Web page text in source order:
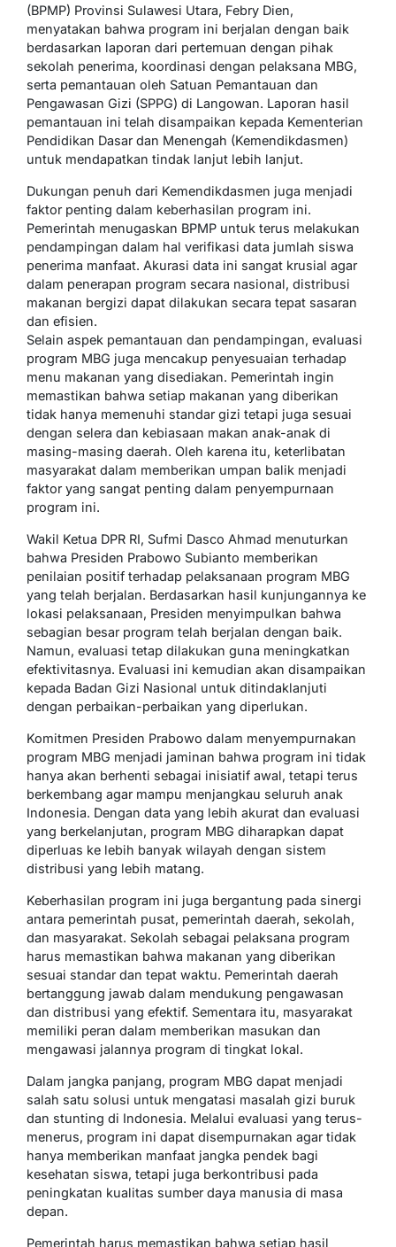
(BPMP) Provinsi Sulawesi Utara, Febry Dien,
menyatakan bahwa program ini berjalan dengan baik
berdasarkan laporan dari pertemuan dengan pihak
sekolah penerima, koordinasi dengan pelaksana MBG,
serta pemantauan oleh Satuan Pemantauan dan
Pengawasan Gizi (SPPG) di Langowan. Laporan hasil
pemantauan ini telah disampaikan kepada Kementerian
Pendidikan Dasar dan Menengah (Kemendikdasmen)
untuk mendapatkan tindak lanjut lebih lanjut.
Dukungan penuh dari Kemendikdasmen juga menjadi
faktor penting dalam keberhasilan program ini.
Pemerintah menugaskan BPMP untuk terus melakukan
pendampingan dalam hal verifikasi data jumlah siswa
penerima manfaat. Akurasi data ini sangat krusial agar
dalam penerapan program secara nasional, distribusi
makanan bergizi dapat dilakukan secara tepat sasaran
dan efisien.
Selain aspek pemantauan dan pendampingan, evaluasi
program MBG juga mencakup penyesuaian terhadap
menu makanan yang disediakan. Pemerintah ingin
memastikan bahwa setiap makanan yang diberikan
tidak hanya memenuhi standar gizi tetapi juga sesuai
dengan selera dan kebiasaan makan anak-anak di
masing-masing daerah. Oleh karena itu, keterlibatan
masyarakat dalam memberikan umpan balik menjadi
faktor yang sangat penting dalam penyempurnaan
program ini.
Wakil Ketua DPR RI, Sufmi Dasco Ahmad menuturkan
bahwa Presiden Prabowo Subianto memberikan
penilaian positif terhadap pelaksanaan program MBG
yang telah berjalan. Berdasarkan hasil kunjungannya ke
lokasi pelaksanaan, Presiden menyimpulkan bahwa
sebagian besar program telah berjalan dengan baik.
Namun, evaluasi tetap dilakukan guna meningkatkan
efektivitasnya. Evaluasi ini kemudian akan disampaikan
kepada Badan Gizi Nasional untuk ditindaklanjuti
dengan perbaikan-perbaikan yang diperlukan.
Komitmen Presiden Prabowo dalam menyempurnakan
program MBG menjadi jaminan bahwa program ini tidak
hanya akan berhenti sebagai inisiatif awal, tetapi terus
berkembang agar mampu menjangkau seluruh anak
Indonesia. Dengan data yang lebih akurat dan evaluasi
yang berkelanjutan, program MBG diharapkan dapat
diperluas ke lebih banyak wilayah dengan sistem
distribusi yang lebih matang.
Keberhasilan program ini juga bergantung pada sinergi
antara pemerintah pusat, pemerintah daerah, sekolah,
dan masyarakat. Sekolah sebagai pelaksana program
harus memastikan bahwa makanan yang diberikan
sesuai standar dan tepat waktu. Pemerintah daerah
bertanggung jawab dalam mendukung pengawasan
dan distribusi yang efektif. Sementara itu, masyarakat
memiliki peran dalam memberikan masukan dan
mengawasi jalannya program di tingkat lokal.
Dalam jangka panjang, program MBG dapat menjadi
salah satu solusi untuk mengatasi masalah gizi buruk
dan stunting di Indonesia. Melalui evaluasi yang terus-
menerus, program ini dapat disempurnakan agar tidak
hanya memberikan manfaat jangka pendek bagi
kesehatan siswa, tetapi juga berkontribusi pada
peningkatan kualitas sumber daya manusia di masa
depan.
Pemerintah harus memastikan bahwa setiap hasil